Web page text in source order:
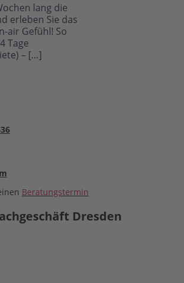
lang die
erleben Sie das
air Gefühl! So
Tage
– […]
Beratungstermin
Dresden